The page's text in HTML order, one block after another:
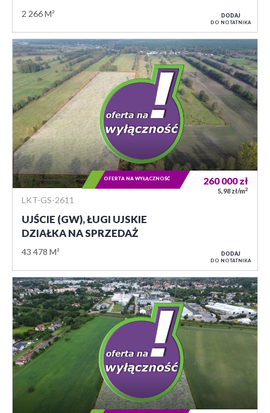
2 266 M² DODAJ
DO NOTATNIKA
LKT-GS-2611
UJŚCIE (GW), ŁUGI UJSKIE
DZIAŁKA NA SPRZEDAŻ
43 478 M²
260 000zł
5,98 zł/m2
OFERTA NA WYŁĄCZNOŚĆ
DODAJ
DO NOTATNIKA